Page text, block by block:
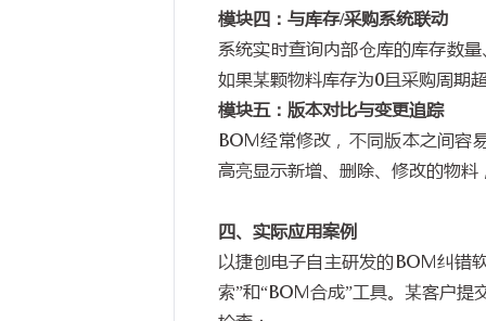
模块四：与库存/采购系统联动
系统实时查询内部仓库的库存数
如果某颗物料库存为0且采购周期
模块五：版本对比与变更追踪
BOM经常修改，不同版本之间容
高亮显示新增、删除、修改的物料
四、实际应用案例
以捷创电子自主研发的BOM纠错
索”和“BOM合成”工具。某客户提